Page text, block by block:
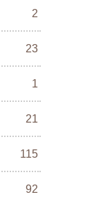
2
23
1
21
115
92